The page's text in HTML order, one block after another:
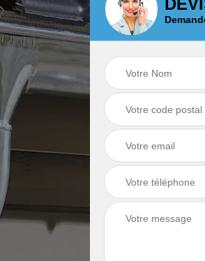
Recherche de fuite
de toiture 44